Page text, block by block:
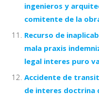
ingenieros y
comitente de la
Recurso de
mala praxis
legal interes puro
Accidente de
de interes doctrina